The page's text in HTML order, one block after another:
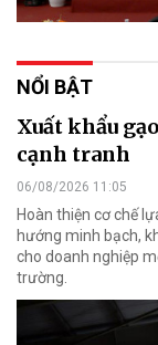
NỔI BẬT
Xuất khẩu
cạnh tranh
06/08/2026 11:05
Hoàn thiện cơ chế
hướng minh bạch,
cho doanh nghiệp
trường.